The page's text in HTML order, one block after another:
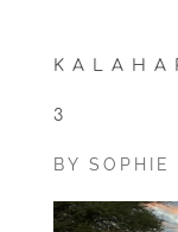
3
BY SOPHIE